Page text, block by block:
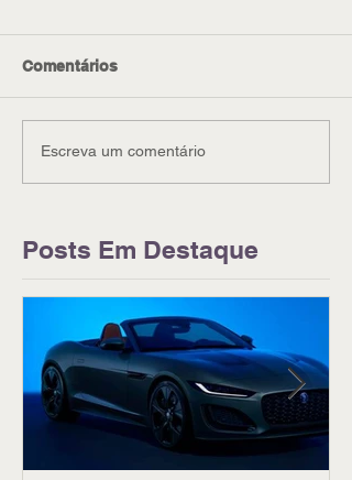
Comentários
Escreva um comentário
Posts Em Destaque